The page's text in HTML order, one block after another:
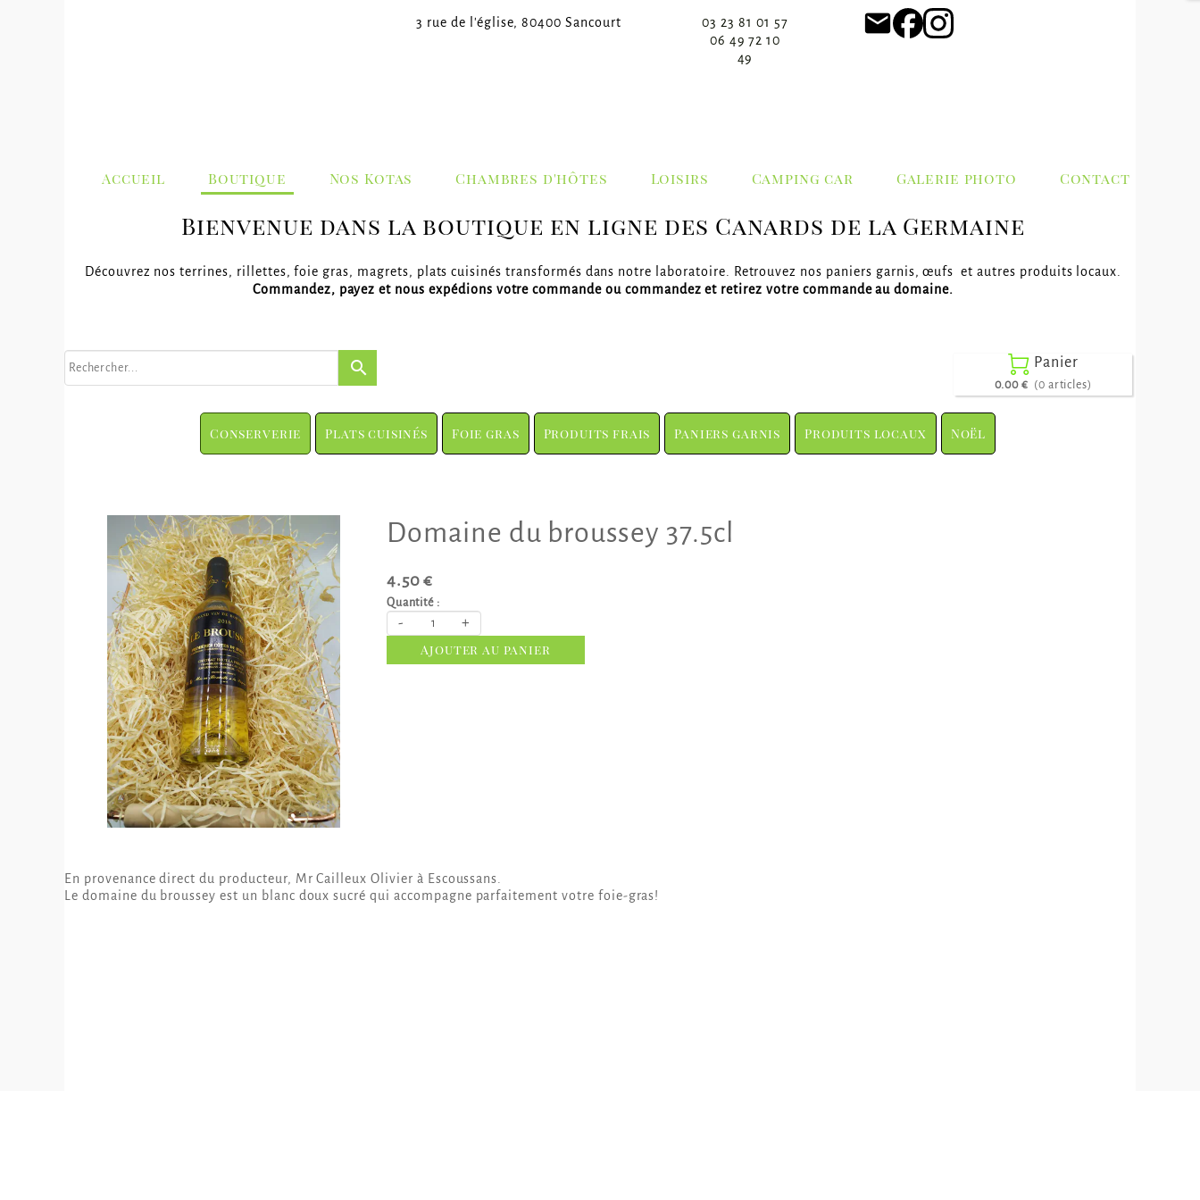
3 rue de l'église, 80400 Sancourt
03 23 81 01 57
06 49 72 10
49
email
Accueil Boutique Nos Kotas Chambres d'hôtes Loisirs Camping car Galerie photo Contact
Bienvenue dans la boutique en ligne des Canards de la Germaine
Découvrez nos terrines, rillettes, foie gras, magrets, plats cuisinés transformés dans notre laboratoire. Retrouvez nos paniers garnis, œufs et autres produits locaux.
Commandez, payez et nous expédions votre commande ou commandez et retirez votre commande au domaine.
search  Panier
0.00 € (0 articles)
Conserverie Plats cuisinés Foie gras Produits frais Paniers garnis Produits locaux Noël
Domaine du broussey 37.5cl
4.50 €
Quantité :
- +
Ajouter au panier
En provenance direct du producteur, Mr Cailleux Olivier à Escoussans.
Le domaine du broussey est un blanc doux sucré qui accompagne parfaitement votre foie-gras!